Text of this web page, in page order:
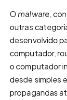
Omalware,
outras
desenvolvido
computador,
o computador
desde simples
propagandas